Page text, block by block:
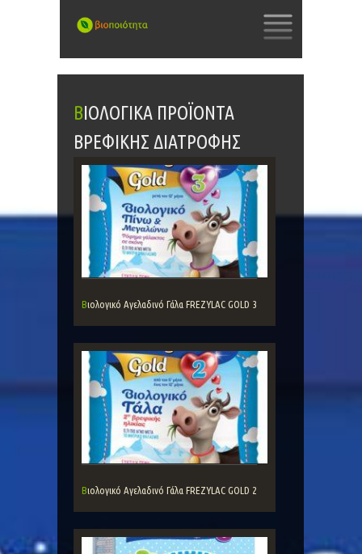
TO
ΒΙΟΛΟΓΙΚΆ ΠΡΟΪΌΝΤΑ
ΒΡΕΦΙΚΉΣ ΔΙΑΤΡΟΦΉΣ
Βιολογικό Αγελαδινό Γάλα FREZYLAC GOLD 3
Βιολογικό Αγελαδινό Γάλα FREZYLAC GOLD 2